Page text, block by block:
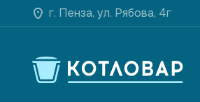
г. Пенза, ул. Рябова, 4г